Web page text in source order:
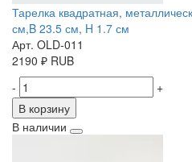
Тарелка квадратная,
см,B 23.5 см, H 1.7 см
Арт. OLD-011
2190 ₽ RUB
-
+
В корзину
В наличии